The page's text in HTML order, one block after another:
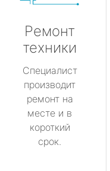
Ремонт
техники
Специалист
производит
ремонт на
месте и в
короткий
срок.